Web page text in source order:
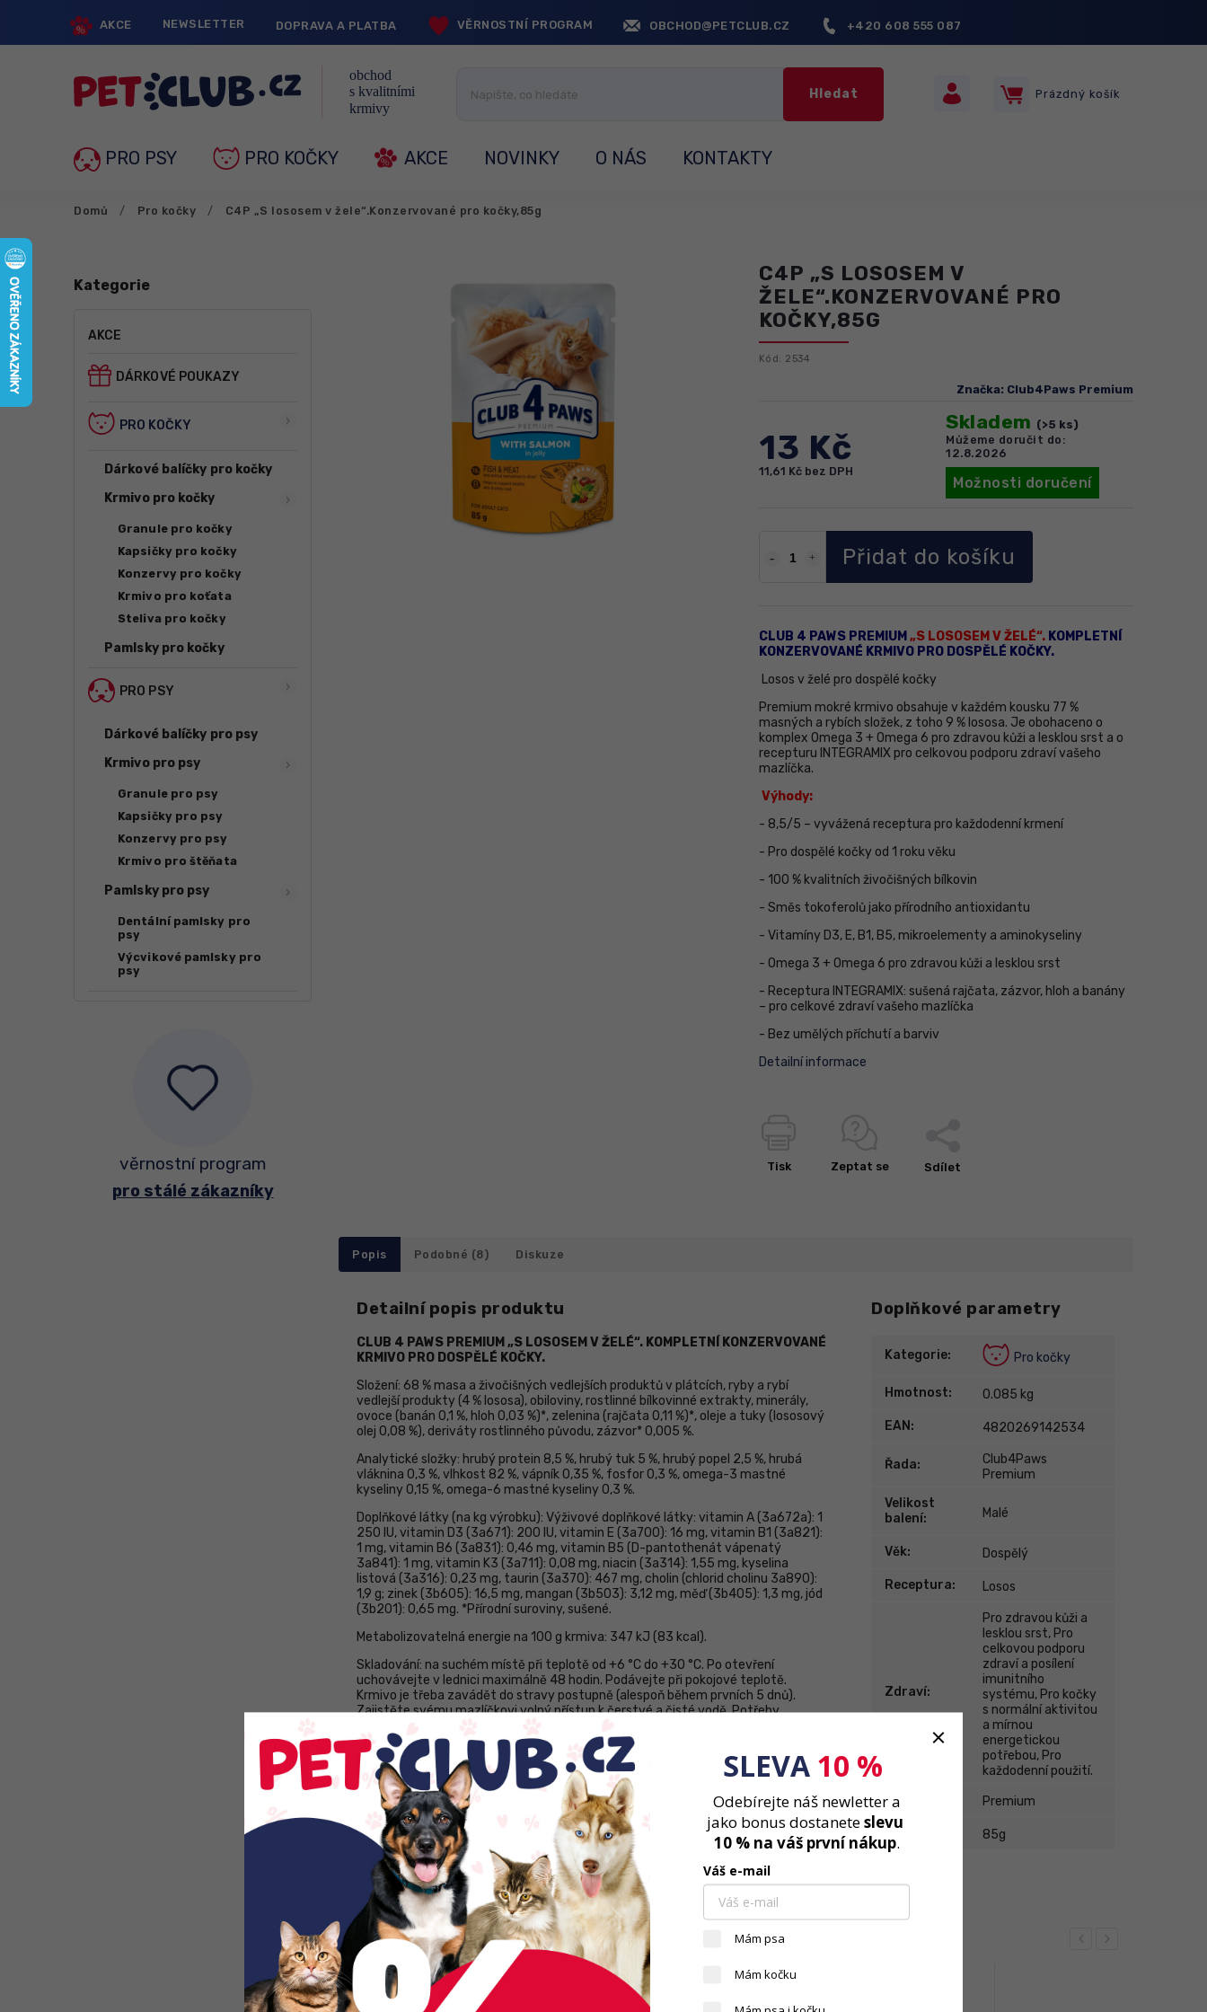
AKCE NEWSLETTER DOPRAVA A PLATBA VĚRNOSTNÍ PROGRAM OBCHOD@PETCLUB.CZ +420 608 555 087
Hledat
Nákupní
Prázdný košík
PRO PSY PRO KOČKY AKCE NOVINKY O NÁS KONTAKTY
Domů / Pro kočky / C4P „S lososem v žele“.Konzervované pro kočky,85g
Kategorie
AKCE
DÁRKOVÉ POUKAZY
PRO KOČKY
Dárkové balíčky pro kočky
Krmivo pro kočky
Granule pro kočky
Kapsičky pro kočky
Konzervy pro kočky
Krmivo pro koťata
Steliva pro kočky
Pamlsky pro kočky
PRO PSY
Dárkové balíčky pro psy
Krmivo pro psy
Granule pro psy
Kapsičky pro psy
Konzervy pro psy
Krmivo pro štěňata
Pamlsky pro psy
Dentální pamlsky pro
psy
Výcvikové pamlsky pro
psy
věrnostní program
pro stálé zákazníky
C4P „S LOSOSEM V
ŽELE“.KONZERVOVANÉ PRO
KOČKY,85G
Kód: 2534
Značka: Club4Paws Premium
13 Kč
11,61 Kč bez DPH
Skladem (>5 ks)
Můžeme doručit do:
12.8.2026
Možnosti doručení
Přidat do košíku
CLUB 4 PAWS PREMIUM „S LOSOSEM V ŽELÉ“. KOMPLETNÍ
KONZERVOVANÉ KRMIVO PRO DOSPĚLÉ KOČKY.
Losos v želé pro dospělé kočky
Premium mokré krmivo obsahuje v každém kousku 77 %
masných a rybích složek, z toho 9 % lososa. Je obohaceno o
komplex Omega 3 + Omega 6 pro zdravou kůži a lesklou srst a o
recepturu INTEGRAMIX pro celkovou podporu zdraví vašeho
mazlíčka.
Výhody:
- 8,5/5 – vyvážená receptura pro každodenní krmení
- Pro dospělé kočky od 1 roku věku
- 100 % kvalitních živočišných bílkovin
- Směs tokoferolů jako přírodního antioxidantu
- Vitamíny D3, E, B1, B5, mikroelementy a aminokyseliny
- Omega 3 + Omega 6 pro zdravou kůži a lesklou srst
- Receptura INTEGRAMIX: sušená rajčata, zázvor, hloh a banány
– pro celkové zdraví vašeho mazlíčka
- Bez umělých příchutí a barviv
Detailní informace
Tisk Zeptat se Sdílet
Popis Podobné (8) Diskuze
Detailní popis produktu
CLUB 4 PAWS PREMIUM „S LOSOSEM V ŽELÉ“. KOMPLETNÍ KONZERVOVANÉ
KRMIVO PRO DOSPĚLÉ KOČKY.
Složení: 68 % masa a živočišných vedlejších produktů v plátcích, ryby a rybí
vedlejší produkty (4 % lososa), obiloviny, rostlinné bílkovinné extrakty, minerály,
ovoce (banán 0,1 %, hloh 0,03 %)*, zelenina (rajčata 0,11 %)*, oleje a tuky (lososový
olej 0,08 %), deriváty rostlinného původu, zázvor* 0,005 %.
Analytické složky: hrubý protein 8,5 %, hrubý tuk 5 %, hrubý popel 2,5 %, hrubá
vláknina 0,3 %, vlhkost 82 %, vápník 0,35 %, fosfor 0,3 %, omega-3 mastné
kyseliny 0,15 %, omega-6 mastné kyseliny 0,3 %.
Doplňkové látky (na kg výrobku): Výživové doplňkové látky: vitamin A (3а672а): 1
250 IU, vitamin D3 (3а671): 200 IU, vitamin E (3а700): 16 mg, vitamin B1 (3а821):
1 mg, vitamin B6 (3a831): 0,46 mg, vitamin B5 (D-pantothenát vápenatý
3a841): 1 mg, vitamin K3 (3a711): 0,08 mg, niacin (3a314): 1,55 mg, kyselina
listová (3а316): 0,23 mg, taurin (3а370): 467 mg, cholin (chlorid cholinu 3а890):
1,9 g; zinek (3b605): 16,5 mg, mangan (3b503): 3,12 mg, měď (3b405): 1,3 mg, jód
(3b201): 0,65 mg. *Přírodní suroviny, sušené.
Metabolizovatelná energie na 100 g krmiva: 347 kJ (83 kcal).
Skladování: na suchém místě při teplotě od +6 °C do +30 °C. Po otevření
uchovávejte v lednici maximálně 48 hodin. Podávejte při pokojové teplotě.
Krmivo je třeba zavádět do stravy postupně (alespoň během prvních 5 dnů).
Zajistěte svému mazlíčkovi volný přístup k čerstvé a čisté vodě. Potřeby
aktivity. Krmte je v kombinaci se suchým krmivem CLUB 4 PAWS pro dospělé
kočky.
Doplňkové parametry
Kategorie: Pro kočky
Hmotnost: 0.085 kg
EAN : 4820269142534
Řada:
Club4Paws
Premium
Velikost
balení: Malé
Věk: Dospělý
Receptura: Losos
Zdraví:
Pro zdravou kůži a
lesklou srst, Pro
celkovou podporu
zdraví a posílení
imunitního
systému, Pro kočky
s normální aktivitou
a mírnou
energetickou
potřebou, Pro
každodenní použití.
Kvalita
Premium
Hmotnost 85g
SOUVISEJÍCÍ PRODUKTY
Previous
Next
SLEVA 10 %
Odebírejte náš newletter a
jako bonus dostaneteslevu
10 % na váš první nákup.
Váš e-mail
Mám psa
Mám kočku